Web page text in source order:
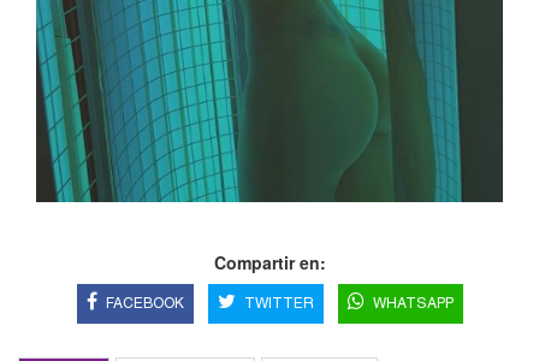
Compartir en:
FACEBOOK TWITTER WHATSAPP